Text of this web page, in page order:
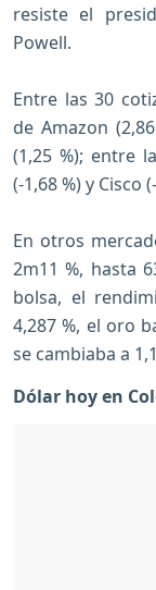
resiste el
Powell.
Entre las 30
de Amazon
(1,25 %); entre
(-1,68 %) y Cisco
En otros
2m11 %, hasta
bolsa, el
4,287 %, el oro
se cambiaba a
Dólar hoy en